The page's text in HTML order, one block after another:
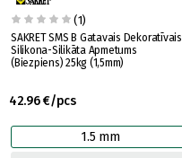
(1)
SAKRET SMS B Gatavais Dekoratīvais
Silikona-Silikāta Apmetums
(Biezpiens) 25kg (1,5mm)
42.96 €/pcs
1.5 mm